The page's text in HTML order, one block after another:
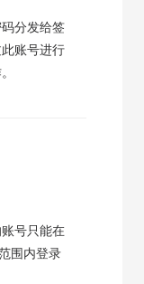
分发给签
账号进行
号只能在
围内登录